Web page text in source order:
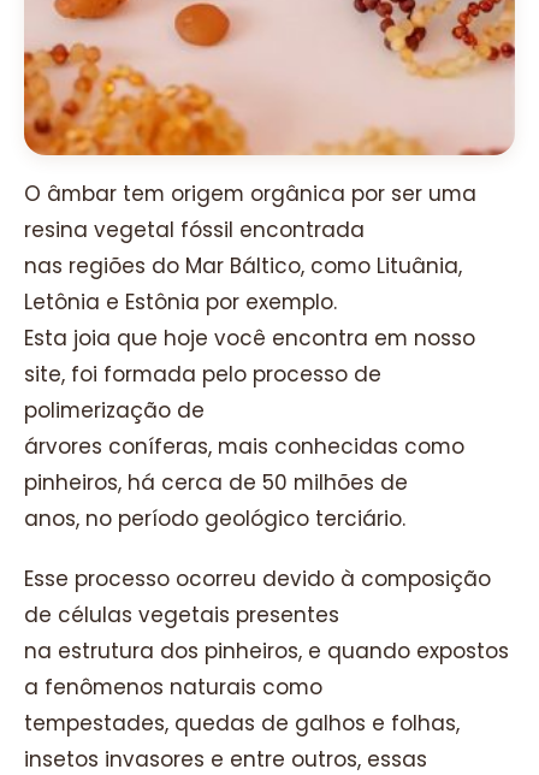
O âmbar tem origem orgânica por ser uma
resina vegetal fóssil encontrada
nas regiões do Mar Báltico, como Lituânia,
Letônia e Estônia por exemplo.
Esta joia que hoje você encontra em nosso
site, foi formada pelo processo de
polimerização de
árvores coníferas, mais conhecidas como
pinheiros, há cerca de 50 milhões de
anos, no período geológico terciário.
Esse processo ocorreu devido à composição
de células vegetais presentes
na estrutura dos pinheiros, e quando expostos
a fenômenos naturais como
tempestades, quedas de galhos e folhas,
insetos invasores e entre outros, essas